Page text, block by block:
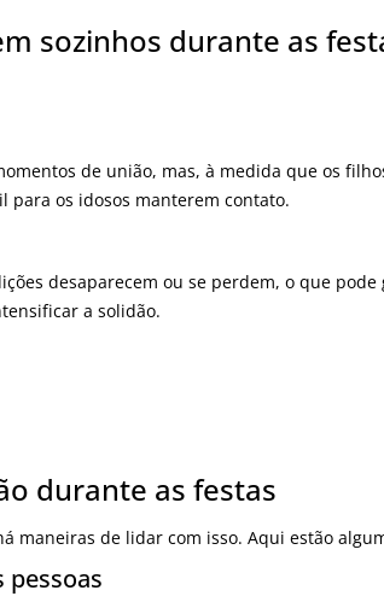
sozinhos durante as
de união, mas, à medida que os
para os idosos manterem contato.
desaparecem ou se perdem, o que
a solidão.
durante as festas
maneiras de lidar com isso. Aqui estão